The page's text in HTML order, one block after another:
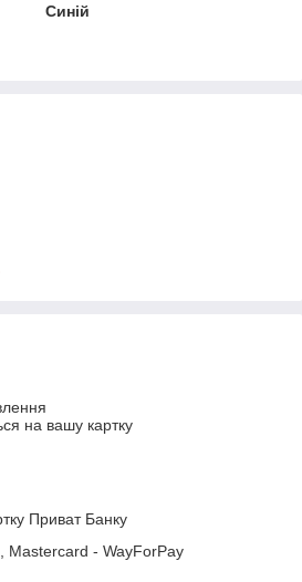
Синій
на вашу картку
Приват Банку
Mastercard - WayForPay